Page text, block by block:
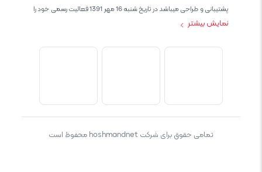
پشتیبانی و طراحی میباشد در تاریخ شنبه 16 مهر 1391 فعالیت رسمی خود را
نمایش بیشتر
تمامی حقوق برای شرکت hoshmandnet محفوظ است